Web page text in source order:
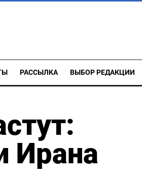
РАССЫЛКА ВЫБОР РЕДАКЦИИ
Ирана